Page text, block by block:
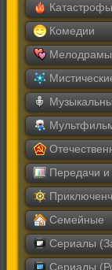
Катастрофы
Комедии
Мелодрамы
Передачи
Семейные
Сериалы
Сериалы